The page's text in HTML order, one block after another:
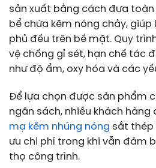
sản xuất bằng cách đưa
bể chứa kẽm nóng chảy,
phủ đều trên bề mặt. Quy
vệ chống gỉ sét, hạn chế tác
như độ ẩm, oxy hóa và các
Để lựa chọn được sản phẩm
ngân sách, nhiều khách hàng
mạ kẽm nhúng nóng sắt thép
ưu chi phí trong khi vẫn đảm
thọ công trình.